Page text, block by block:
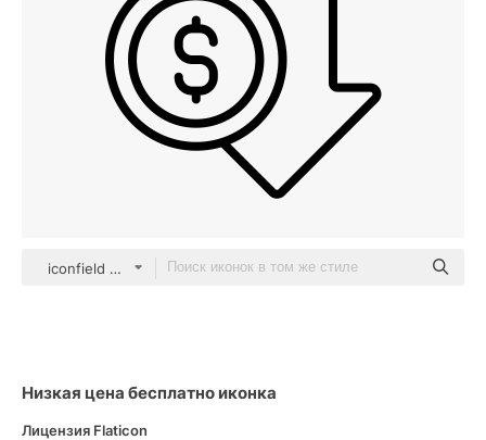
iconfield Detailed Outline
Низкая цена бесплатно иконка
Лицензия Flaticon